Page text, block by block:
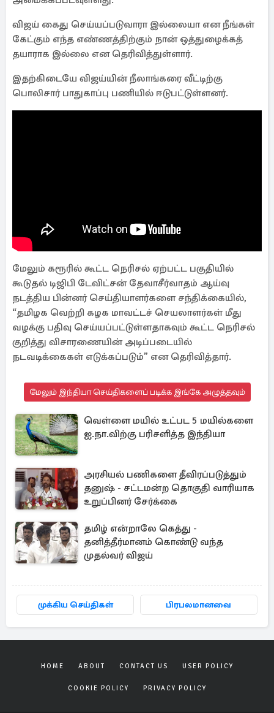
விஜய் கைது செய்யப்படுவாரா இல்லையா என நீங்கள்
கேட்கும் எந்த எண்ணத்திற்கும் நான் ஒத்துழைக்கத்
தயாராக இல்லை என தெரிவித்துள்ளார்.
இதற்கிடையே விஜய்யின் நீலாங்கரை வீட்டிற்கு
பொலிசார் பாதுகாப்பு பணியில் ஈடுபட்டுள்ளனர்.
மேலும் கரூரில் கூட்ட நெரிசல் ஏற்பட்ட பகுதியில்
கூடுதல் டிஜிபி டேவிட்சன் தேவாசீர்வாதம் ஆய்வு
நடத்திய பின்னர் செய்தியாளர்களை சந்திக்கையில்,
“தமிழக வெற்றி கழக மாவட்டச் செயலாளர்கள் மீது
வழக்கு பதிவு செய்யப்பட்டுள்ளதாகவும் கூட்ட நெரிசல்
குறித்து விசாரணையின் அடிப்படையில்
நடவடிக்கைகள் எடுக்கப்படும்” என தெரிவித்தார்.
மேலும் இந்தியா செய்திகளைப் படிக்க இங்கே அழுத்தவும்
வெள்ளை மயில் உட்பட 5 மயில்களை
ஐ.நா.விற்கு பரிசளித்த இந்தியா
அரசியல் பணிகளை தீவிரப்படுத்தும்
தனுஷ் - சட்டமன்ற தொகுதி வாரியாக
உறுப்பினர் சேர்க்கை
தமிழ் என்றாலே கெத்து -
தனித்தீர்மானம் கொண்டு வந்த
முதல்வர் விஜய்
முக்கிய செய்திகள் பிரபலமானவை
HOME ABOUT CONTACT US USER POLICY
COOKIE POLICY PRIVACY POLICY